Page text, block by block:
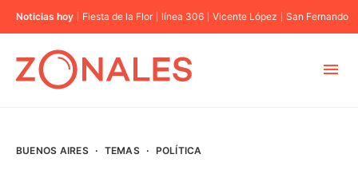
Noticias hoy Fiesta de la Flor línea 306 Vicente López San Fernando
BUENOS AIRES · TEMAS · POLÍTICA